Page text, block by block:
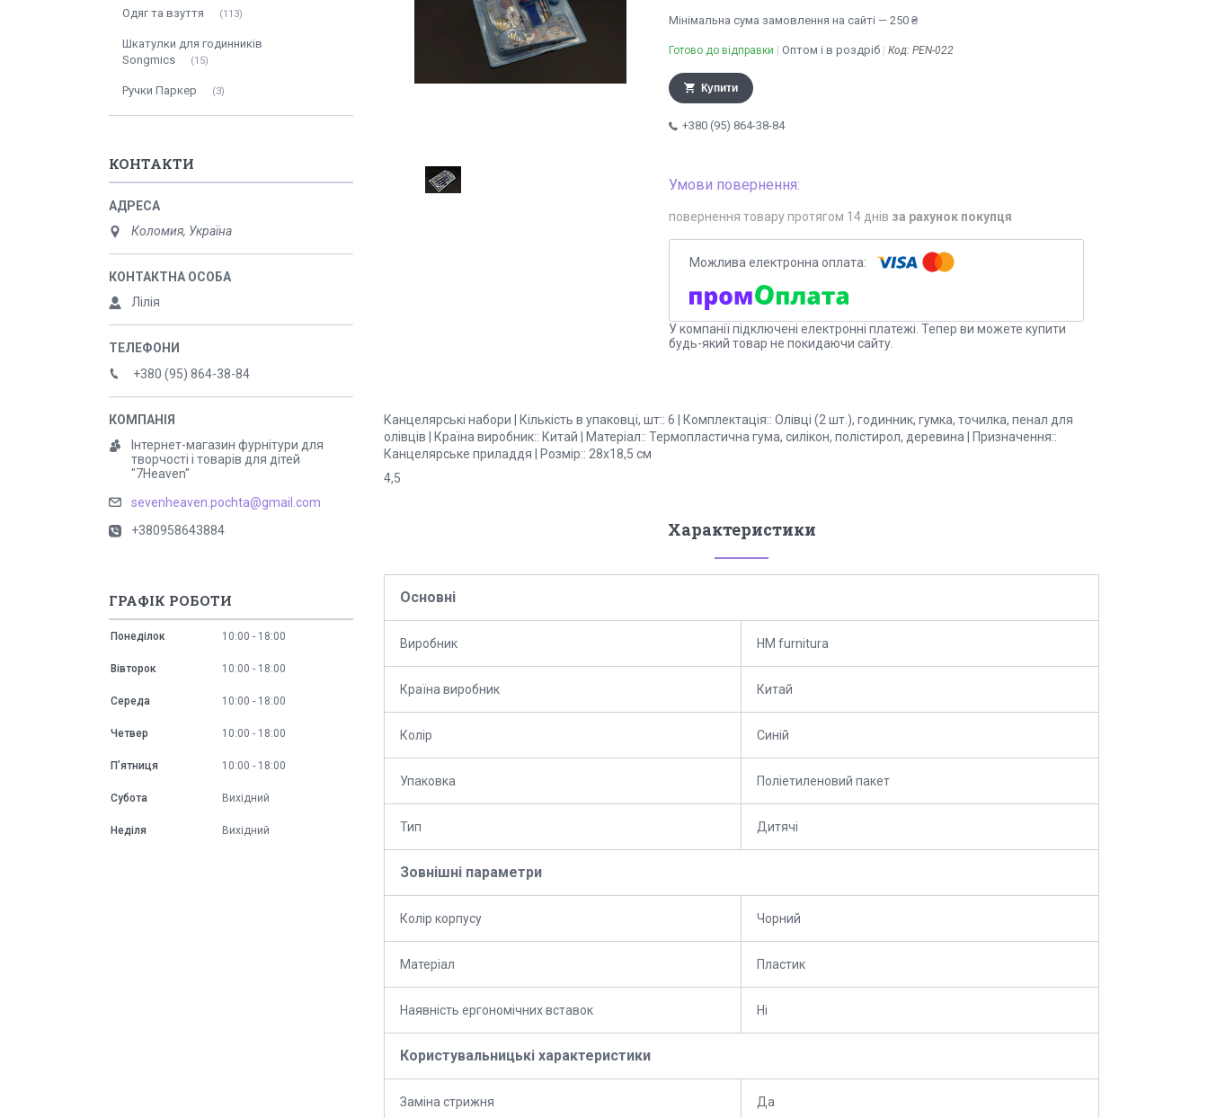
Мінімальна сума замовлення на сайті — 250 ₴
Готово до відправки Оптом і в роздріб Код: PEN-022
Купити
+380 (95) 864-38-84
повернення товару протягом 14 днів за рахунок покупця
У компанії підключені електронні платежі. Тепер ви можете купити
будь-який товар не покидаючи сайту.
Канцелярські набори | Кількість в упаковці, шт:: 6 | Комплектація:: Олівці (2 шт.), годинник, гумка, точилка, пенал для
олівців | Країна виробник:: Китай | Матеріал:: Термопластична гума, силікон, полістирол, деревина | Призначення::
Канцелярське приладдя | Розмір:: 28х18,5 см
4,5
Характеристики
Основні
Виробник HM furnitura
Країна виробник Китай
Колір Синій
Упаковка Поліетиленовий пакет
Тип Дитячі
Зовнішні параметри
Колір корпусу Чорний
Матеріал Пластик
Наявність ергономічних вставок Ні
Користувальницькі характеристики
Заміна стрижня Да
Одяг та взуття 113
Шкатулки для годинників
Songmics
15
Ручки Паркер 3
КОНТАКТИ
Коломия, Україна
Лілія
+380 (95) 864-38-84
Інтернет-магазин фурнітури для
творчості і товарів для дітей
"7Heaven"
sevenheaven.pochta@gmail.com
+380958643884
ГРАФІК РОБОТИ
Понеділок 10:00 18:00
Вівторок 10:00 18:00
Середа 10:00 18:00
Четвер 10:00 18:00
Пʼятниця 10:00 18:00
Субота Вихідний
Неділя Вихідний